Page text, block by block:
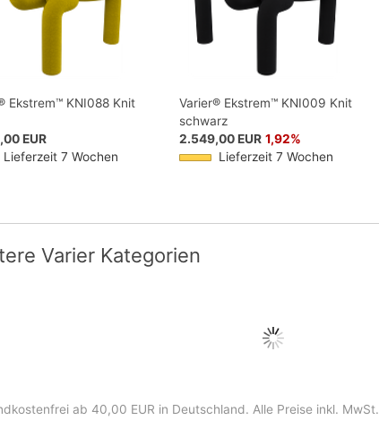
Ekstrem™ KNI088 Knit
EUR
Lieferzeit 7 Wochen
Varier® Ekstrem™ KNI009 Knit
schwarz
2.549,00 EUR 1,92%
Lieferzeit 7 Wochen
Varier Kategorien
ab 40,00 EUR in Deutschland. Alle Preise inkl. MwSt.